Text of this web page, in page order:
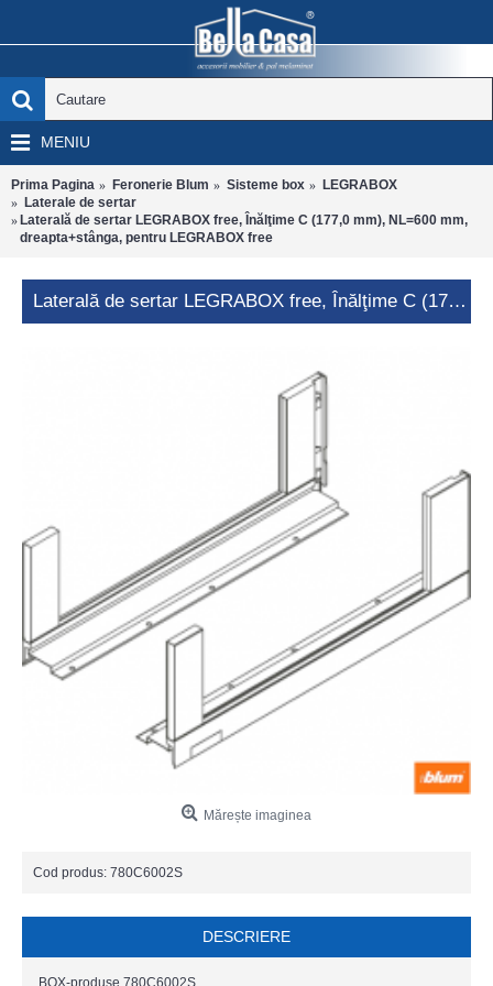
MENIU
Prima Pagina Feronerie Blum Sisteme box
LEGRABOX
Laterale de sertar
Laterală de sertar LEGRABOX free, Înălţime C (177,0 mm), NL=600 mm,
dreapta+stânga, pentru LEGRABOX free
Laterală de sertar LEGRABOX free, Înălţime C (177,0 mm), NL=600 mm, dreapta+stânga, pentru LEGRABOX free
Mărește imaginea
Cod produs: 780C6002S
DESCRIERE
BOX-produse 780C6002S